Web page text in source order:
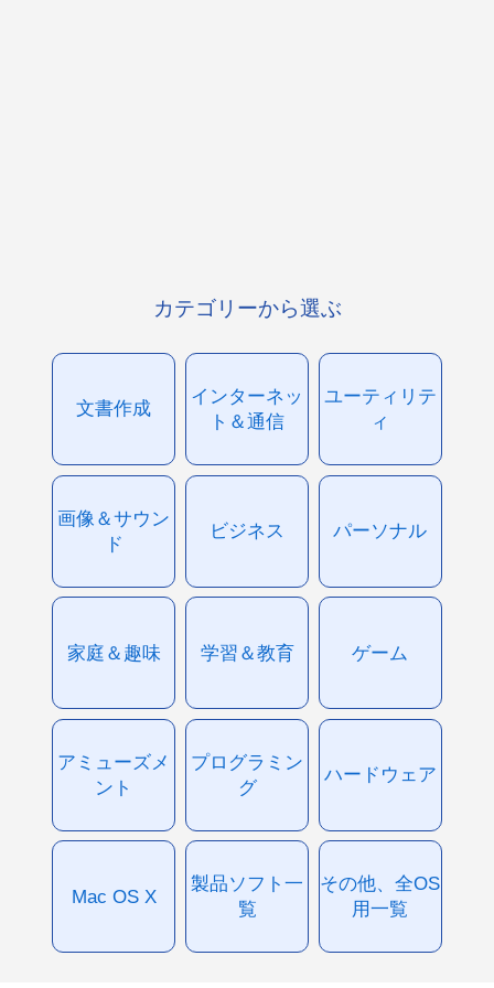
カテゴリーから選ぶ
文書作成
インターネッ
ト＆通信
ユーティリテ
ィ
画像＆サウン
ド
ビジネス パーソナル
家庭＆趣味 学習＆教育 ゲーム
アミューズメ
ント
プログラミン
グ
ハードウェア
Mac OS X
製品ソフト一
覧
その他、全OS
用一覧